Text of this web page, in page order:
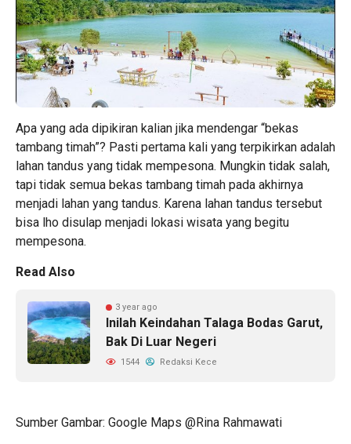
Apa yang ada dipikiran kalian jika mendengar “bekas
tambang timah”? Pasti pertama kali yang terpikirkan adalah
lahan tandus yang tidak mempesona. Mungkin tidak salah,
tapi tidak semua bekas tambang timah pada akhirnya
menjadi lahan yang tandus. Karena lahan tandus tersebut
bisa lho disulap menjadi lokasi wisata yang begitu
mempesona.
Read Also
3 year ago
Inilah Keindahan Talaga Bodas Garut,
Bak Di Luar Negeri
1544 Redaksi Kece
Sumber Gambar: Google Maps @Rina Rahmawati